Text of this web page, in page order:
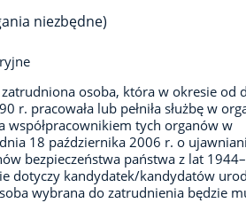
niezbędne)
osoba, która w okresie od
r. pracowała lub pełniła służbę w
współpracownikiem tych organów w
18 października 2006 r. o
bezpieczeństwa państwa z lat
dotyczy kandydatek/kandydatów
wybrana do zatrudnienia będzie